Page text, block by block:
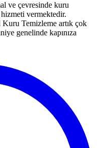
ve çevresinde kuru
hizmeti vermektedir.
Kuru Temizleme artık çok
genelinde kapınıza